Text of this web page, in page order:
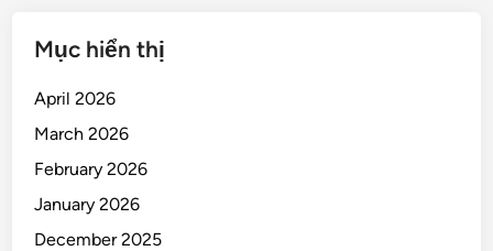
Mục hiển thị
April 2026
March 2026
February 2026
January 2026
December 2025